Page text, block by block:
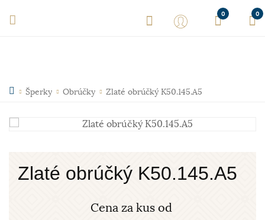
0 0
Šperky Obrúčky Zlaté obrúčký K50.145.A5
Zlaté obrúčký K50.145.A5
Cena za kus od